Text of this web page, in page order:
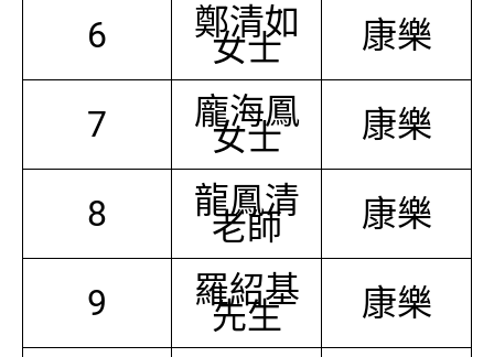
6 鄭清如
女士 康樂
7 龐海鳳
女士 康樂
8 龍鳳清
老師 康樂
9 羅紹基
先生 康樂